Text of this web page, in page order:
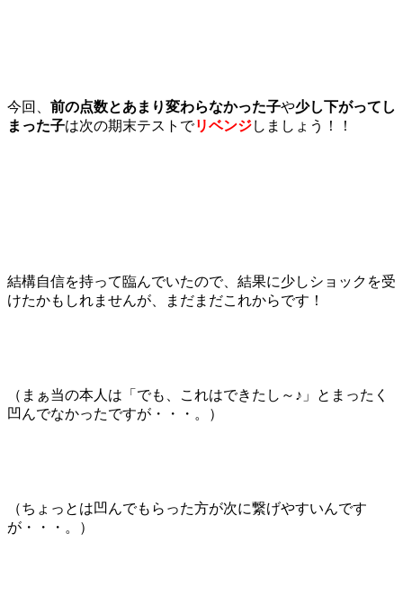
今回、 前の点数とあまり変わらなかった子や少し下がってし
まった子は次の期末テストでリベンジしましょう！！
結構自信を持って臨んでいたので、結果に少しショックを受
けたかもしれませんが、まだまだこれからです！
（まぁ当の本人は「でも、これはできたし～♪」とまったく
凹んでなかったですが・・・。）
（ちょっとは凹んでもらった方が次に繋げやすいんです
が・・・。）